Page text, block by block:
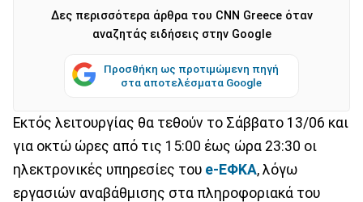
Δες περισσότερα άρθρα του CNN Greece όταν
αναζητάς ειδήσεις στην Google
Προσθήκη ως προτιμώμενη πηγή
στα αποτελέσματα Google
Εκτός λειτουργίας θα τεθούν το Σάββατο 13/06 και
για οκτώ ώρες από τις 15:00 έως ώρα 23:30 οι
ηλεκτρονικές υπηρεσίες του e-ΕΦΚΑ, λόγω
εργασιών αναβάθμισης στα πληροφοριακά του